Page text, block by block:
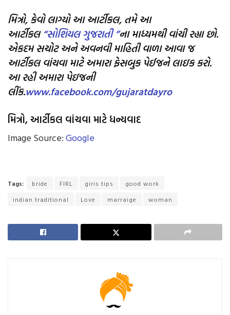
મિત્રો, કેવો લાગ્યો આ આર્ટીકલ, તમે આ
આર્ટીકલ“સોશિયલ ગુજરાતી ”ના માધ્યમથી વાંચી રહ્યા છો.
એકદમ સચોટ અને અવનવી માહિતી વાળા આવા જ
આર્ટીકલ વાંચવા માટે અમારા ફેસબુક પેઈજને લાઇક કરો.
આ રહી અમારા પેઇજની
લીંક.www.facebook.com/gujaratdayro
મિત્રો,આર્ટીકલ વાંચવા માટે ધન્યવાદ
Image Source:Google
Tags: bride FIRL giris tips
good work
indian traditional
Love marraige woman